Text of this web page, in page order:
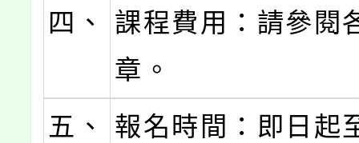
四、
課程費用：請參閱
章。
五、
報名時間：即日起